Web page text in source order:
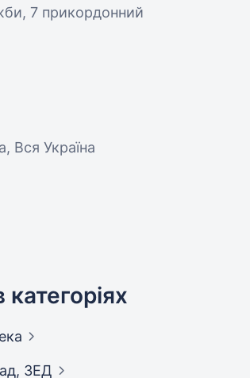
7 прикордонний
Вся Україна
категоріях
ЗЕД